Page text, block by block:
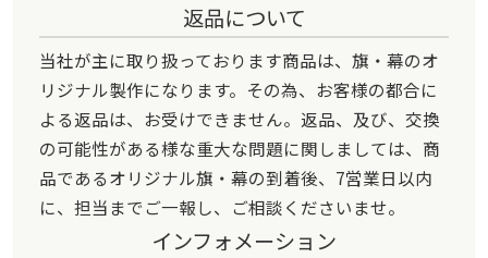
返品について
当社が主に取り扱っております商品は、旗・幕のオ
リジナル製作になります。その為、お客様の都合に
よる返品は、お受けできません。返品、及び、交換
の可能性がある様な重大な問題に関しましては、商
品であるオリジナル旗・幕の到着後、7営業日以内
に、担当までご一報し、ご相談くださいませ。
インフォメーション